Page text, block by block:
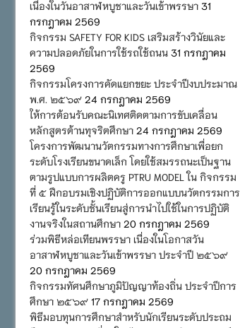
เนื่องในวันอาสาฬหบูชาและวันเข้าพรรษา 31
กรกฎาคม 2569
กิจกรรม SAFETY FOR KIDS เสริมสร้างวินัยและ
ความปลอดภัยในการใช้รถใช้ถนน 31 กรกฎาคม
2569
กิจกรรมโครงการคัดแยกขยะ ประจำปีงบประมาณ
พ.ศ. ๒๕๖๙ 24 กรกฎาคม 2569
ให้การต้อนรับคณะนิเทศติดตามการขับเคลื่อน
หลักสูตรต้านทุจริตศึกษา 24 กรกฎาคม 2569
โครงการพัฒนานวัตกรรมทางการศึกษาเพื่อยก
ระดับโรงเรียนขนาดเล็ก โดยใช้สมรรถนะเป็นฐาน
ตามรูปแบบการผลิตครู PTRU MODEL ใน กิจกรรม
ที่ ๕ ฝึกอบรมเชิงปฏิบัติการออกแบบนวัตกรรมการ
เรียนรู้ในระดับชั้นเรียนสู่การนำไปใช้ในการปฏิบัติ
งานจริงในสถานศึกษา 20 กรกฎาคม 2569
ร่วมพิธีหล่อเทียนพรรษา เนื่องในโอกาสวัน
อาสาฬหบูชาและวันเข้าพรรษา ประจำปี ๒๕๖๙
20 กรกฎาคม 2569
กิจกรรมทัศนศึกษาภูมิปัญญาท้องถิ่น ประจำปีการ
ศึกษา ๒๕๖๙ 17 กรกฎาคม 2569
พิธีมอบทุนการศึกษาสำหรับนักเรียนระดับประถม